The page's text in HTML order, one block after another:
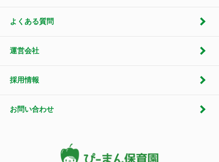
よくある質問
運営会社
採用情報
お問い合わせ